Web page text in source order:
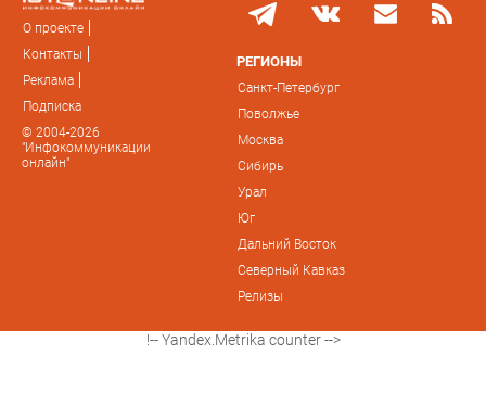
О проекте
Контакты
Реклама
Подписка
© 2004-2026
"Инфокоммуникации
онлайн"
РЕГИОНЫ
Санкт-Петербург
Поволжье
Москва
Сибирь
Урал
Юг
Дальний Восток
Северный Кавказ
Релизы
!-- Yandex.Metrika counter -->